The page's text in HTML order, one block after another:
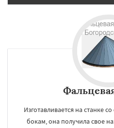
Изготавливается на станке
бокам, она получила свое